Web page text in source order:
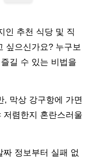
인 추천 식당 및 직
싶으신가요? 누구보
길 수 있는 비법을
, 막상 강구항에 가면
렴한지 혼란스러울
정보부터 실패 없